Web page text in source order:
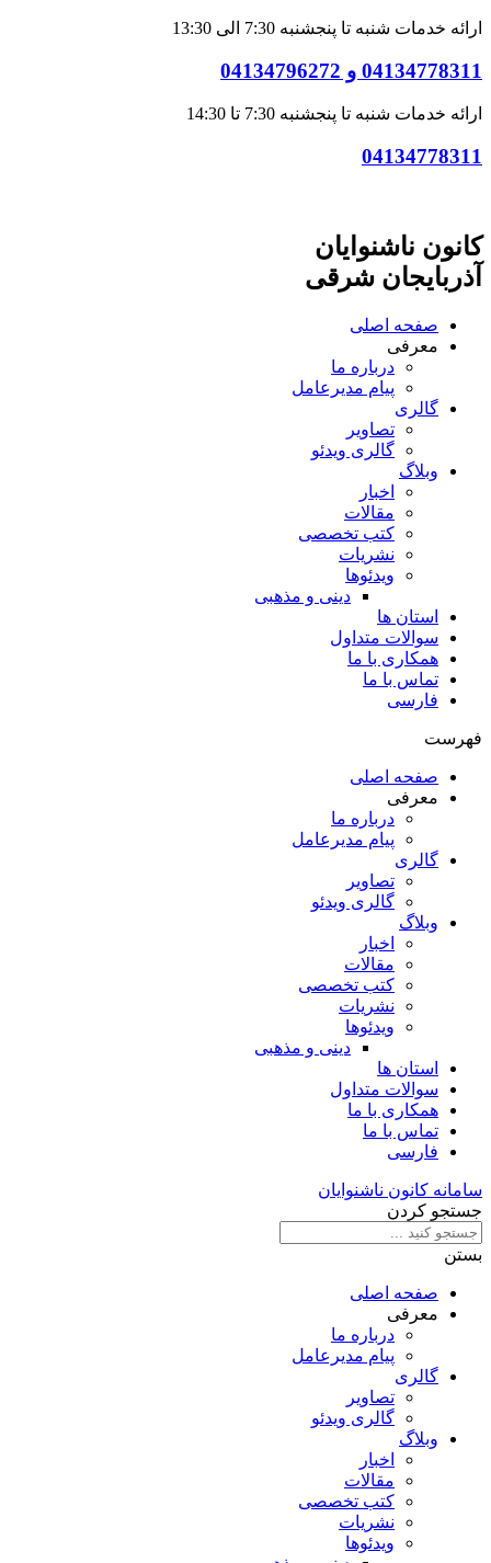
ارائه خدمات شنبه تا پنجشنبه 7:30 الی 13:30
04134778311 و 04134796272
ارائه خدمات شنبه تا پنجشنبه 7:30 تا 14:30
04134778311
کانون ناشنوایان
آذربایجان شرقی
صفحه اصلی
معرفی
درباره ما
پیام مدیرعامل
گالری
تصاویر
گالری ویدئو
وبلاگ
اخبار
مقالات
کتب تخصصی
نشریات
ویدئوها
دینی و مذهبی
استان ها
سوالات متداول
همکاری با ما
تماس با ما
فارسی
فهرست
صفحه اصلی
معرفی
درباره ما
پیام مدیرعامل
گالری
تصاویر
گالری ویدئو
وبلاگ
اخبار
مقالات
کتب تخصصی
نشریات
ویدئوها
دینی و مذهبی
استان ها
سوالات متداول
همکاری با ما
تماس با ما
فارسی
سامانه کانون ناشنوایان
جستجو کردن
بستن
صفحه اصلی
معرفی
درباره ما
پیام مدیرعامل
گالری
تصاویر
گالری ویدئو
وبلاگ
اخبار
مقالات
کتب تخصصی
نشریات
ویدئوها